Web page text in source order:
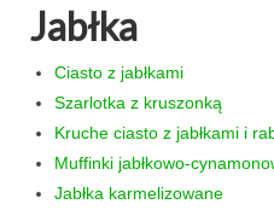
Jabłka
Ciasto z jabłkami
Szarlotka z kruszonką
Kruche ciasto z jabłkami i
Muffinki jabłkowo-
Jabłka karmelizowane